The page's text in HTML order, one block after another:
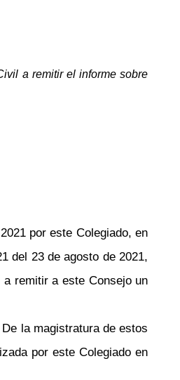
a remitir el informe sobre
por este Colegiado, en
del 23 de agosto de 2021,
remitir a este Consejo un
De la magistratura de estos
por este Colegiado en